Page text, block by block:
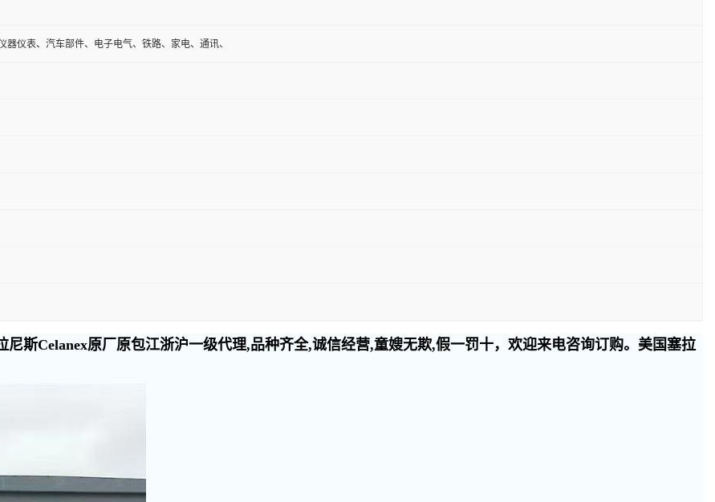
器仪表、汽车部件、电子电气、铁路、家电、通讯、
斯Celanex原厂原包江浙沪一级代理,品种齐全,诚信经营,童嫂无欺,假一罚十，欢迎来电咨询订购。美国塞拉